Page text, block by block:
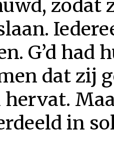
zodat
G’d had
dat zij
in